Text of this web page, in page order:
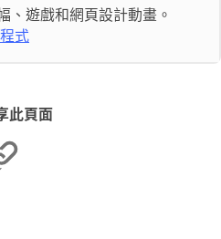
、遊戲和網頁設計動畫。
式
此頁面